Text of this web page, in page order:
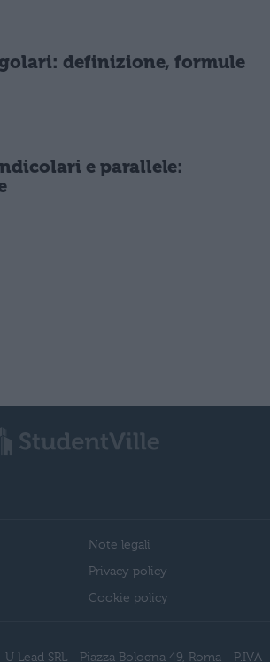
definizione, formule
e parallele:
Note legali
Privacy policy
Cookie policy
Lead SRL - Piazza Bologna 49, Roma - P.IVA